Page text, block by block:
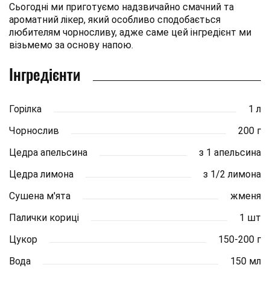
Сьогодні ми приготуємо надзвичайно смачний та
ароматний лікер, який особливо сподобається
любителям чорносливу, адже саме цей інгредієнт ми
візьмемо за основу напою.
Інгредієнти
Горілка
1 л
Чорнослив
200 г
Цедра апельсина
з 1 апельсина
Цедра лимона
з 1/2 лимона
Сушена м'ята
жменя
Палички кориці
1 шт
Цукор
150-200 г
Вода
150 мл